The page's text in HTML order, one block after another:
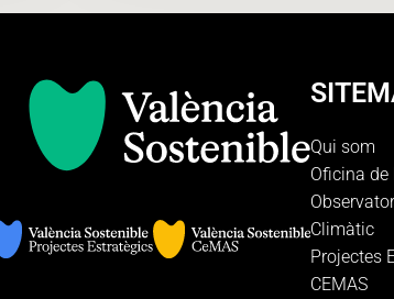
Qui som
Oficina de
Climàtic
Projectes
CEMAS